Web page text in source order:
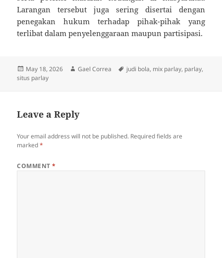
Larangan tersebut juga sering disertai dengan
penegakan hukum terhadap pihak-pihak yang
terlibat dalam penyelenggaraan maupun partisipasi.
Posted
on
May 18, 2026 Author
Gael Correa Tags
judi bola, mix parlay, parlay,
situs parlay
Leave a Reply
Your email address will not be published. Required fields are
marked*
COMMENT*